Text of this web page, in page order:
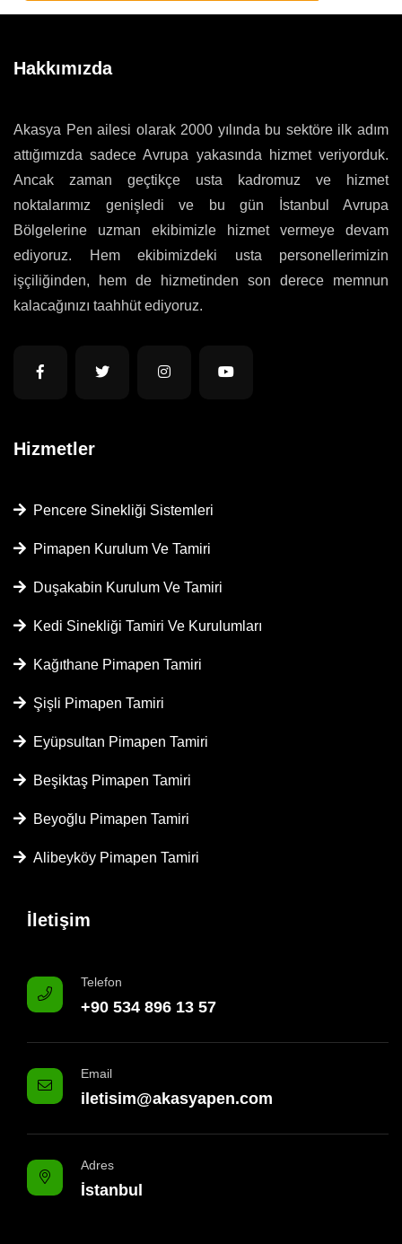
Hakkımızda
Akasya Pen ailesi olarak 2000 yılında bu sektöre ilk adım
attığımızda sadece Avrupa yakasında hizmet veriyorduk.
Ancak zaman geçtikçe usta kadromuz ve hizmet
noktalarımız genişledi ve bu gün İstanbul Avrupa
Bölgelerine uzman ekibimizle hizmet vermeye devam
ediyoruz. Hem ekibimizdeki usta personellerimizin
işçiliğinden, hem de hizmetinden son derece memnun
kalacağınızı taahhüt ediyoruz.
Hizmetler
Pencere Sinekliği Sistemleri
Pimapen Kurulum Ve Tamiri
Duşakabin Kurulum Ve Tamiri
Kedi Sinekliği Tamiri Ve Kurulumları
Kağıthane Pimapen Tamiri
Şişli Pimapen Tamiri
Eyüpsultan Pimapen Tamiri
Beşiktaş Pimapen Tamiri
Beyoğlu Pimapen Tamiri
Alibeyköy Pimapen Tamiri
İletişim
Telefon
+90 534 896 13 57
Email
iletisim@akasyapen.com
Adres
İstanbul